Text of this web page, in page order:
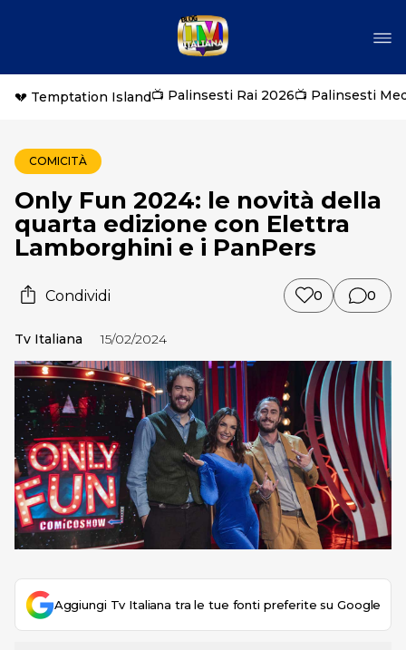
💔 Temptation Island📺 Palinsesti Rai 2026📺 Palinsesti
COMICITÀ
Only Fun 2024: le novità della
quarta edizione con Elettra
Lamborghini e i PanPers
Condividi 0 0
Tv Italiana 15/02/2024
Aggiungi Tv Italiana tra le tue fonti preferite su Google